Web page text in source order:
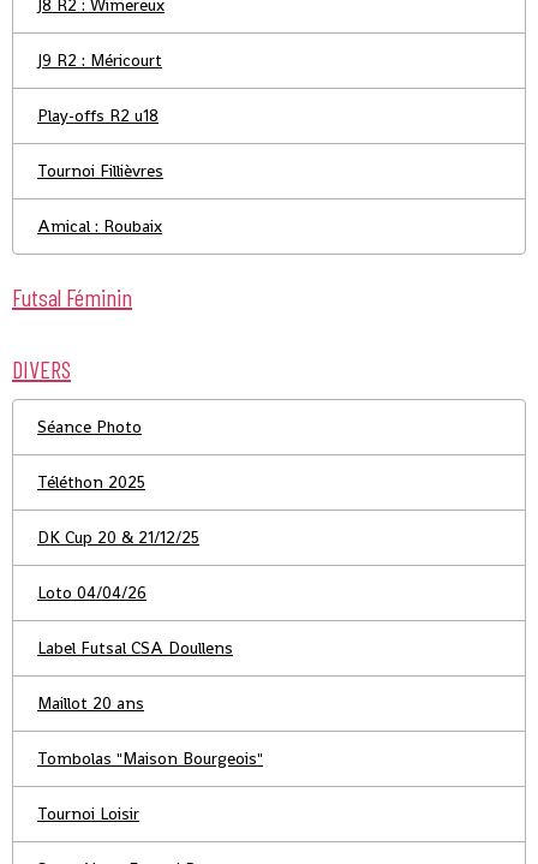
J8 R2 : Wimereux
J9 R2 : Méricourt
Play-offs R2 u18
Tournoi Fillièvres
Amical : Roubaix
Futsal Féminin
DIVERS
Séance Photo
Téléthon 2025
DK Cup 20 & 21/12/25
Loto 04/04/26
Label Futsal CSA Doullens
Maillot 20 ans
Tombolas "Maison Bourgeois"
Tournoi Loisir